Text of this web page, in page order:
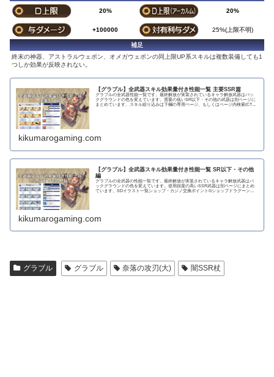
20% 20%
+100000 25%(上限不明)
補足
終末の神器、アストラルウェポン、オメガウェポンの同上限UP系スキルは複数装備しても1
つしか効果が反映されない。
【グラブル】全武器スキル効果量付き性能一覧 主要SSR篇
グラブルの全武器性能一覧です。最終解放が実装されているキャラ解放武器はバッ
クグラウンドの色を変えています。需要の低いSR以下・その他の武器は別ページに
まとめています。スキル絞り込みは下欄の専用ページ、もしくはページ内検索(CTRL
kikumarogaming.com
【グラブル】全武器スキル効果量付き性能一覧 SR以下・その他
編
グラブルの全武器の性能一覧です。最終解放が実装されているキャラ解放武器はバ
ックグラウンドの色を変えています。使用頻度の高いSSR武器は別ページにまとめ
ています。SDイラスト一覧ショップ・カジノ交換ポイントGショップドラグーンラ
kikumarogaming.com
グラブル グラブル 奈落の攻刃(大) 闇SSR杖